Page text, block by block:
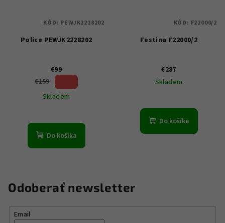
Police PEWJK2228202
€99
€159
Skladem
Do košíka
KÓD: PEWJK2228202
Festina F22000/2
€287
Skladem
Do košíka
KÓD: F22000/2
Odoberať newsletter
Email